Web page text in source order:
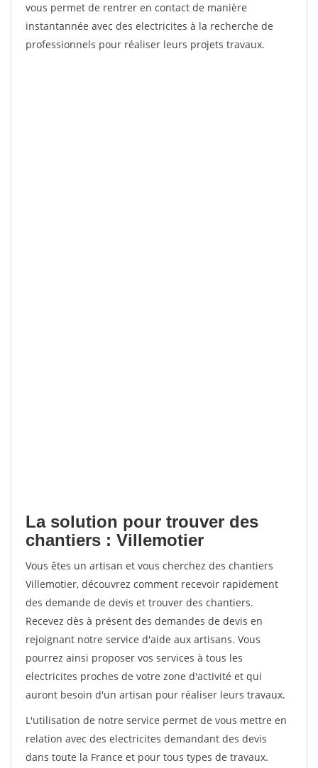
vous permet de rentrer en contact de manière
instantannée avec des electricites à la recherche de
professionnels pour réaliser leurs projets travaux.
La solution pour trouver des
chantiers : Villemotier
Vous êtes un artisan et vous cherchez des chantiers
Villemotier, découvrez comment recevoir rapidement
des demande de devis et trouver des chantiers.
Recevez dès à présent des demandes de devis en
rejoignant notre service d'aide aux artisans. Vous
pourrez ainsi proposer vos services à tous les
electricites proches de votre zone d'activité et qui
auront besoin d'un artisan pour réaliser leurs travaux.
L'utilisation de notre service permet de vous mettre en
relation avec des electricites demandant des devis
dans toute la France et pour tous types de travaux.